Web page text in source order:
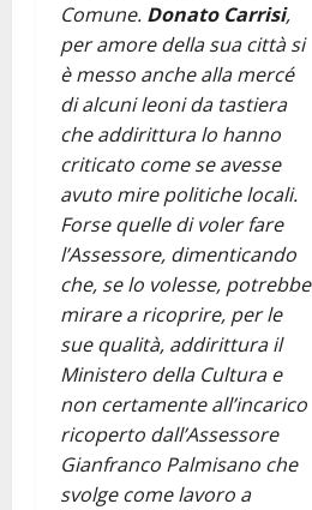
Comune. Donato Carrisi,
per amore della sua città si
è messo anche alla mercé
di alcuni leoni da tastiera
che addirittura lo hanno
criticato come se avesse
avuto mire politiche locali.
Forse quelle di voler fare
l’Assessore, dimenticando
che, se lo volesse, potrebbe
mirare a ricoprire, per le
sue qualità, addirittura il
Ministero della Cultura e
non certamente all’incarico
ricoperto dall’Assessore
Gianfranco Palmisano che
svolge come lavoro a